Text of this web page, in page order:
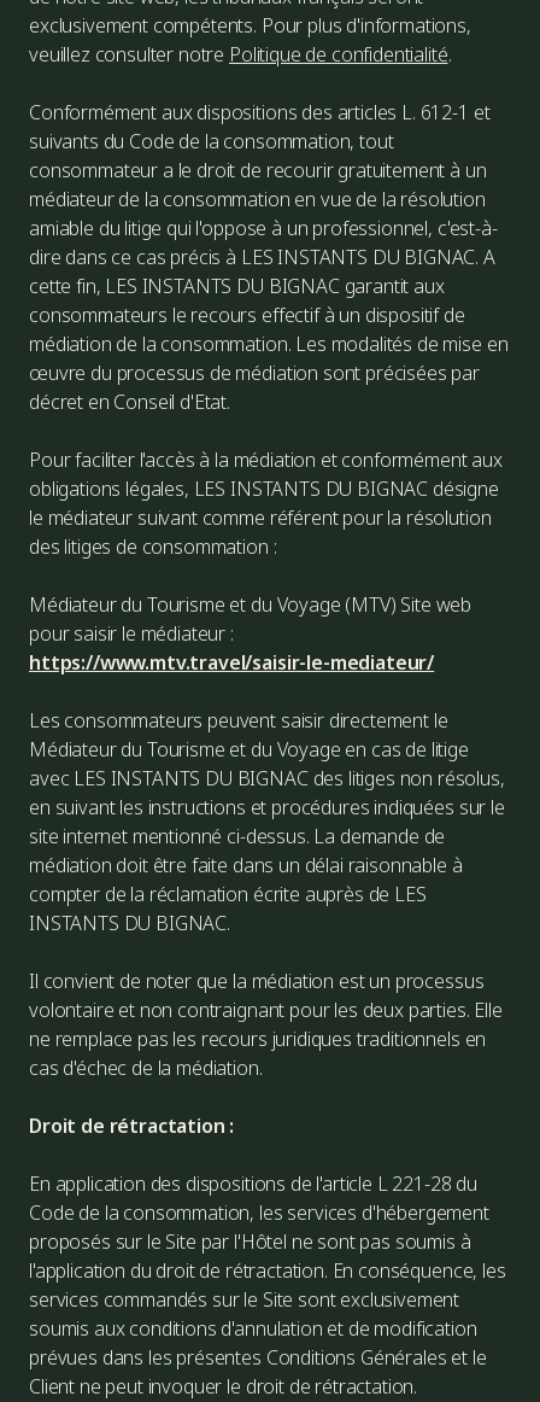
exclusivement compétents. Pour plus d'informations,
veuillez consulter notre Politique de confidentialité.
Conformément aux dispositions des articles L. 612-1 et
suivants du Code de la consommation, tout
consommateur a le droit de recourir gratuitement à un
médiateur de la consommation en vue de la résolution
amiable du litige qui l'oppose à un professionnel, c'est-à-
dire dans ce cas précis à LES INSTANTS DU BIGNAC. A
cette fin, LES INSTANTS DU BIGNAC garantit aux
consommateurs le recours effectif à un dispositif de
médiation de la consommation. Les modalités de mise en
œuvre du processus de médiation sont précisées par
décret en Conseil d'Etat.
Pour faciliter l'accès à la médiation et conformément aux
obligations légales, LES INSTANTS DU BIGNAC désigne
le médiateur suivant comme référent pour la résolution
des litiges de consommation :
Médiateur du Tourisme et du Voyage (MTV) Site web
pour saisir le médiateur :
https://www.mtv.travel/saisir-le-mediateur/
Les consommateurs peuvent saisir directement le
Médiateur du Tourisme et du Voyage en cas de litige
avec LES INSTANTS DU BIGNAC des litiges non résolus,
en suivant les instructions et procédures indiquées sur le
site internet mentionné ci-dessus. La demande de
médiation doit être faite dans un délai raisonnable à
compter de la réclamation écrite auprès de LES
INSTANTS DU BIGNAC.
Il convient de noter que la médiation est un processus
volontaire et non contraignant pour les deux parties. Elle
ne remplace pas les recours juridiques traditionnels en
cas d'échec de la médiation.
Droit de rétractation :
En application des dispositions de l'article L 221-28 du
Code de la consommation, les services d'hébergement
proposés sur le Site par l'Hôtel ne sont pas soumis à
l'application du droit de rétractation. En conséquence, les
services commandés sur le Site sont exclusivement
soumis aux conditions d'annulation et de modification
prévues dans les présentes Conditions Générales et le
Client ne peut invoquer le droit de rétractation.